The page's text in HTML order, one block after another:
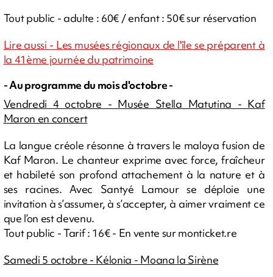
Tout public - adulte : 60€ / enfant : 50€ sur réservation
Lire aussi - Les musées régionaux de l'île se préparent à
la 41ème journée du patrimoine
- Au programme du mois d'octobre -
Vendredi 4 octobre - Musée Stella Matutina - Kaf
Maron en concert
La langue créole résonne à travers le maloya fusion de
Kaf Maron. Le chanteur exprime avec force, fraîcheur
et habileté son profond attachement à la nature et à
ses racines. Avec Santyé Lamour se déploie une
invitation à s’assumer, à s’accepter, à aimer vraiment ce
que l’on est devenu.
Tout public - Tarif : 16€ - En vente sur monticket.re
Samedi 5 octobre - Kélonia - Moana la Sirène